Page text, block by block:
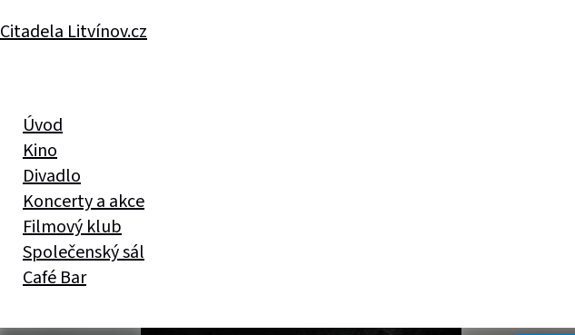
Citadela Litvínov.cz
Úvod
Kino
Divadlo
Koncerty a akce
Filmový klub
Společenský sál
Café Bar